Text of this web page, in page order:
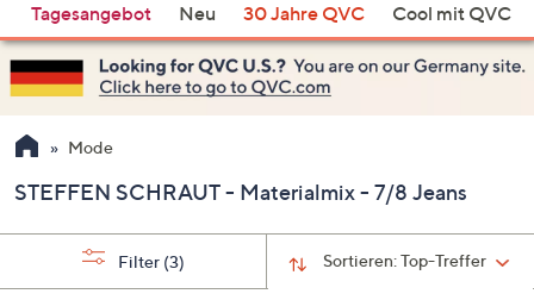
du
heute?
Vorschläge
verfügbar
sind,
verwenden
Sie
Pfeiltasten
nach
und
Tagesangebot Neu 30 Jahre QVC Cool mit QVC
Mode
STEFFEN SCHRAUT - Materialmix - 7/8 Jeans
Sortieren:Top-Treffer
Filter (3)